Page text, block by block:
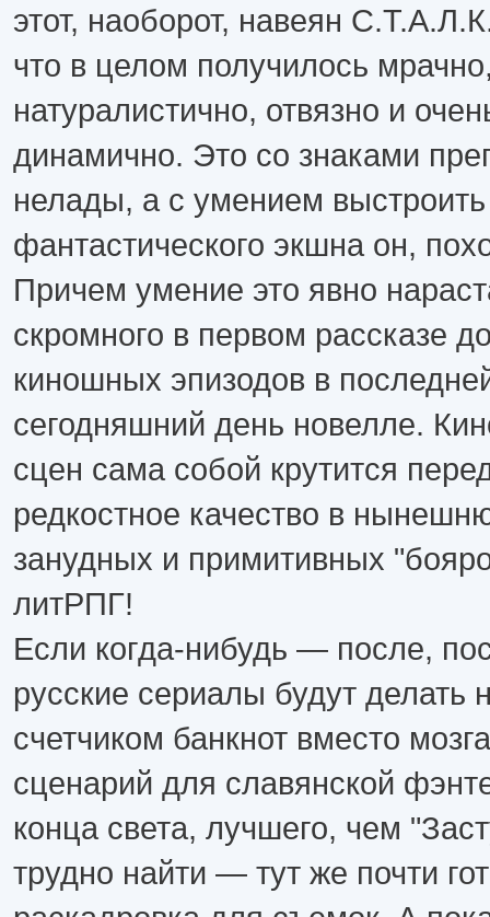
этот, наоборот, навеян
что в целом получилось
натуралистично, отвязно и
динамично. Это со знаками
нелады, а с умением
фантастического экшна он,
Причем умение это явно
скромного в первом рассказе
киношных эпизодов в
сегодняшний день новелле.
сцен сама собой крутится
редкостное качество в
занудных и примитивных
литРПГ!
Если когда-нибудь — после,
русские сериалы будут делать
счетчиком банкнот вместо
сценарий для славянской
конца света, лучшего, чем
трудно найти — тут же почти